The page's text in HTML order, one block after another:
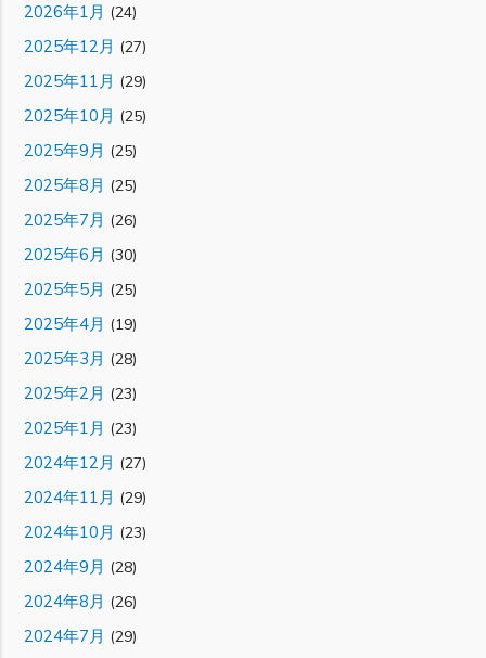
2026年1月 (24)
2025年12月 (27)
2025年11月 (29)
2025年10月 (25)
2025年9月 (25)
2025年8月 (25)
2025年7月 (26)
2025年6月 (30)
2025年5月 (25)
2025年4月 (19)
2025年3月 (28)
2025年2月 (23)
2025年1月 (23)
2024年12月 (27)
2024年11月 (29)
2024年10月 (23)
2024年9月 (28)
2024年8月 (26)
2024年7月 (29)